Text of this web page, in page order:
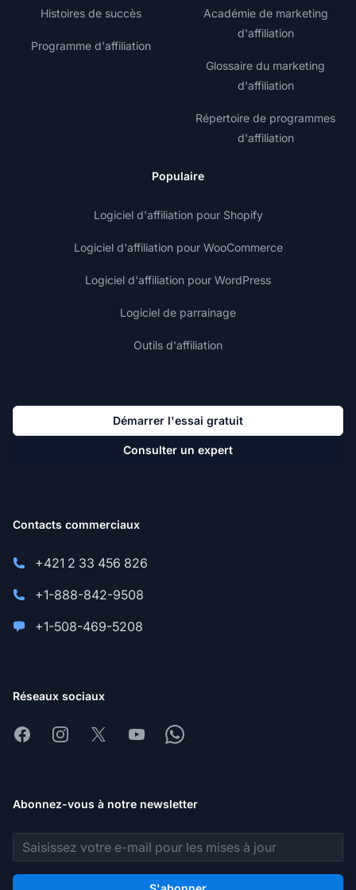
Histoires de succès
Programme d'affiliation
Académie de marketing
d'affiliation
Glossaire du marketing
d'affiliation
Répertoire de programmes
d'affiliation
Populaire
Logiciel d'affiliation pour Shopify
Logiciel d'affiliation pour WooCommerce
Logiciel d'affiliation pour WordPress
Logiciel de parrainage
Outils d'affiliation
Démarrer l'essai gratuit
Consulter un expert
Contacts commerciaux
+421 2 33 456 826
+1-888-842-9508
+1-508-469-5208
Réseaux sociaux
FacebookInstagram
X YoutubeWhatsapp
Abonnez-vous à notre newsletter
Adresse e-mail